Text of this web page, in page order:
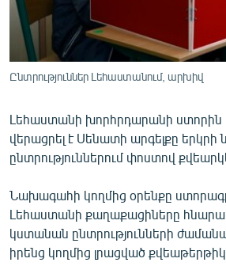
ՏՏ ԵՒ ԻՆՏԵՐՆԵՏ
ԿՈՐՈՆԱՎԻՐՈՒՍ
ԱՐԽԻՎ
ԲԱՆԱՎԵՃ
ՁԳՏԵԼՈՎ ԼԱՎԱԳՈՒՅՆԻՆ
Հայերեն
English
Ընտրություններ Լեհաստանում, արխիվ
Լեհաստանի խորհրդարանի ստորին
վերացրել է Սենատի արգելքը
ընտրություններում փոստով
Նախագահի կողմից օրենքը
Լեհաստանի քաղաքացիները
կստանան ընտրությունների
իրենց կողմից լրացված